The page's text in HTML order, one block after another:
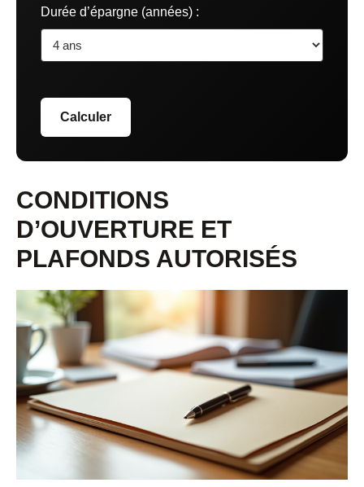
Durée d’épargne (années) :
Calculer
CONDITIONS
D’OUVERTURE ET
PLAFONDS AUTORISÉS